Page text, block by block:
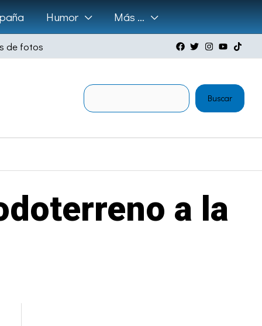
Humor Más …
de fotos
Buscar
a la